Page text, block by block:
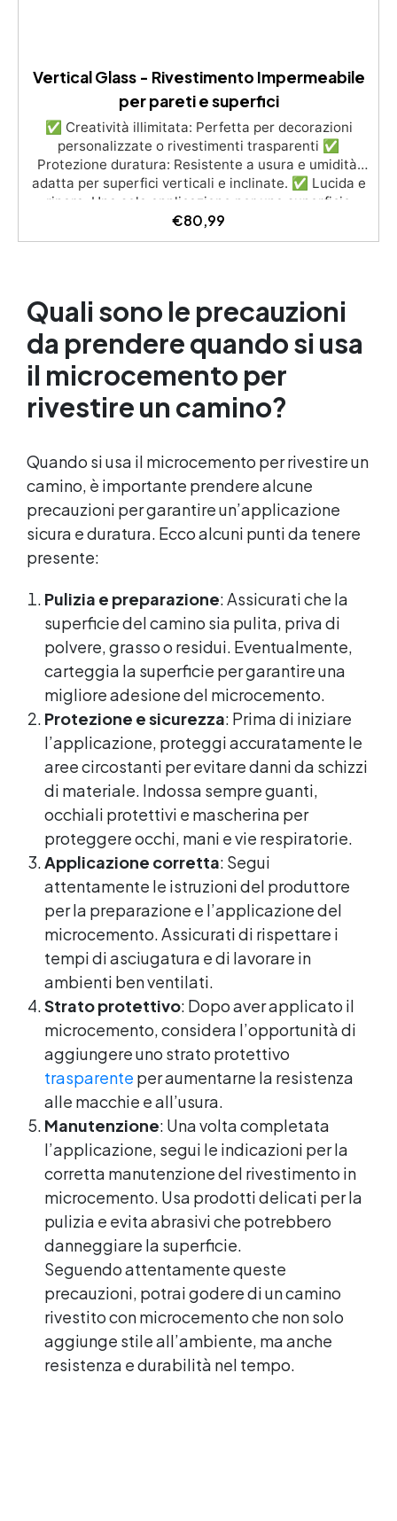
Vertical Glass - Rivestimento Impermeabile
per pareti e superfici
✅ Creatività illimitata: Perfetta per decorazioni
personalizzate o rivestimenti trasparenti ✅
Protezione duratura: Resistente a usura e umidità,
adatta per superfici verticali e inclinate. ✅ Lucida e
ripara: Una sola applicazione per una superficie
brillante, liscia e protetta dalle infiltrazioni ✅
Colorazione personalizzabile: Compatibile con
spessore) La confezione contiene: Vertical Glass A 2
kg + 1.4 kg Vertical Glass B
€80,99
Quali sono le precauzioni
da prendere quando si usa
il microcemento per
rivestire un camino?
Quando si usa il microcemento per rivestire un
camino, è importante prendere alcune
precauzioni per garantire un’applicazione
sicura e duratura. Ecco alcuni punti da tenere
presente:
Pulizia e preparazione: Assicurati che la
superficie del camino sia pulita, priva di
polvere, grasso o residui. Eventualmente,
carteggia la superficie per garantire una
migliore adesione del microcemento.
Protezione e sicurezza: Prima di iniziare
l’applicazione, proteggi accuratamente le
aree circostanti per evitare danni da schizzi
di materiale. Indossa sempre guanti,
occhiali protettivi e mascherina per
proteggere occhi, mani e vie respiratorie.
Applicazione corretta: Segui
attentamente le istruzioni del produttore
per la preparazione e l’applicazione del
microcemento. Assicurati di rispettare i
tempi di asciugatura e di lavorare in
ambienti ben ventilati.
Strato protettivo: Dopo aver applicato il
microcemento, considera l’opportunità di
aggiungere uno strato protettivo
trasparente per aumentarne la resistenza
alle macchie e all’usura.
Manutenzione: Una volta completata
l’applicazione, segui le indicazioni per la
corretta manutenzione del rivestimento in
microcemento. Usa prodotti delicati per la
pulizia e evita abrasivi che potrebbero
danneggiare la superficie.
Seguendo attentamente queste
precauzioni, potrai godere di un camino
rivestito con microcemento che non solo
aggiunge stile all’ambiente, ma anche
resistenza e durabilità nel tempo.